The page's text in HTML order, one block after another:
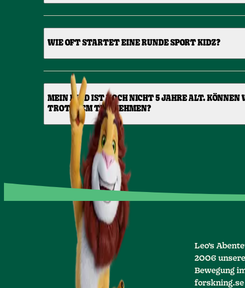
WIE OFT STARTET EINE RUNDE SPORT KIDZ?
MEIN KIND IST NOCH NICHT 5 JAHRE ALT. KÖNNEN
TROTZDEM TEILNEHMEN?
Leo’s
2006
Bewegung